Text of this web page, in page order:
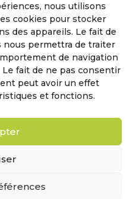
nous utilisons
cookies pour stocker
des appareils. Le fait de
permettra de traiter
de navigation
fait de ne pas consentir
peut avoir un effet
et fonctions.
Vendredi : 08h:00 – 17h30
et Dimanche : FERMÉ
légales